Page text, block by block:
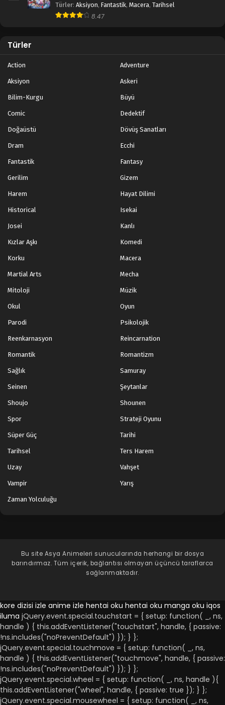
Türler: Aksiyon, Fantastik, Macera, Tarihsel
8.47
Türler
Action Adventure
Aksiyon Askeri
Bilim-Kurgu Büyü
Comic Dedektif
Doğaüstü Dövüş Sanatları
Dram Ecchi
Fantastik Fantasy
Gerilim Gizem
Harem Hayat Dilimi
Historical Isekai
Josei Kanlı
Kızlar Aşkı Komedi
Korku Macera
Martial Arts Mecha
Mitoloji Müzik
Okul Oyun
Parodi Psikolojik
Reenkarnasyon Reincarnation
Romantik Romantizm
Sağlık Samuray
Seinen Şeytanlar
Shoujo Shounen
Spor Strateji Oyunu
Süper Güç Tarihi
Tarihsel Ters Harem
Uzay Vahşet
Vampir Yarış
Zaman Yolculuğu
Bu site Asya Animeleri sunucularında herhangi bir dosya
barındırmaz. Tüm içerik, bağlantısı olmayan üçüncü taraflarca
sağlanmaktadır.
kore dizisi izle anime izle hentai oku hentai oku manga oku iqos
iluma jQuery.event.special.touchstart = { setup: function( _, ns,
handle ) { this.addEventListener("touchstart", handle, { passive:
!ns.includes("noPreventDefault") }); } };
jQuery.event.special.touchmove = { setup: function( _, ns,
handle ) { this.addEventListener("touchmove", handle, { passive:
!ns.includes("noPreventDefault") }); } };
jQuery.event.special.wheel = { setup: function( _, ns, handle ){
this.addEventListener("wheel", handle, { passive: true }); } };
jQuery.event.special.mousewheel = { setup: function( _, ns,